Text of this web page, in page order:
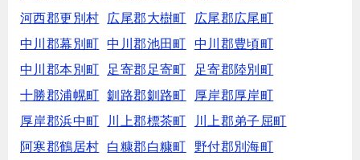
河西郡更別村
広尾郡大樹町
広尾郡広尾町
中川郡幕別町
中川郡池田町
中川郡豊頃町
中川郡本別町
足寄郡足寄町
足寄郡陸別町
十勝郡浦幌町
釧路郡釧路町
厚岸郡厚岸町
厚岸郡浜中町
川上郡標茶町
川上郡弟子屈町
阿寒郡鶴居村
白糠郡白糠町
野付郡別海町